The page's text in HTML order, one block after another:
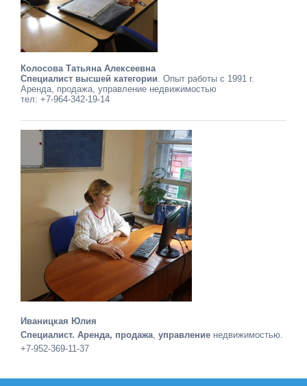
Колосова Татьяна Алексеевна
Специалист высшей категории . Опыт работы с 1991 г.
Аренда, продажа, управление недвижимостью
тел: +7-964-342-19-14
Иваницкая Юлия
Специалист. Аренда, продажа управление недвижимостью.
+7-952-369-11-37